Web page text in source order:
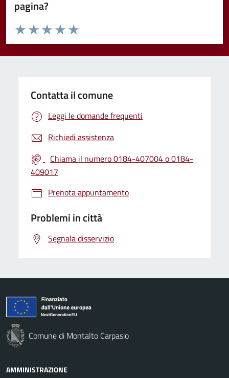
pagina?
Valuta da 1 a 5 stelle la pagina
Valuta 5 stelle su 5
Valuta 4 stelle su 5
Valuta 3 stelle su 5
Valuta 2 stelle su 5
Valuta 1 stelle su 5
Contatta il comune
Leggi le domande frequenti
Richiedi assistenza
Chiama il numero 0184-407004 o 0184-
409017
Prenota appuntamento
Problemi in città
Segnala disservizio
Comune di Montalto Carpasio
AMMINISTRAZIONE